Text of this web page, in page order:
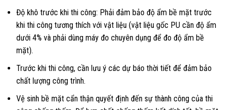
Độ khô trước khi thi công: Phải đảm bảo độ ẩm bề mặt trước
khi thi công tương thích với vật liệu (vật liệu gốc PU cần độ ẩm
dưới 4% và phải dùng máy đo chuyên dụng để đo độ ẩm bề
mặt).
Trước khi thi công, cần lưu ý các dự báo thời tiết để đảm bảo
chất lượng công trình.
Vệ sinh bề mặt cẩn thận quyết định đến sự thành công của thi